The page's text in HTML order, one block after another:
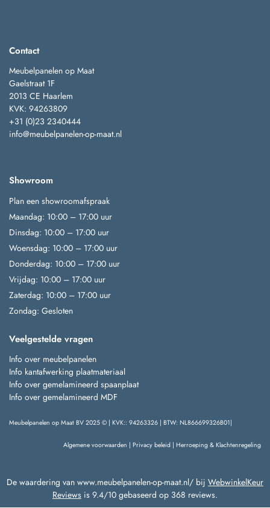
Contact
Meubelpanelen op Maat
Gaelstraat 1F
2013 CE Haarlem
KVK: 94263809
+31 (0)23 2340444
info@meubelpanelen-op-maat.nl
Showroom
Plan een showroomafspraak
Maandag: 10:00 – 17:00 uur
Dinsdag: 10:00 – 17:00 uur
Woensdag: 10:00 – 17:00 uur
Donderdag: 10:00 – 17:00 uur
Vrijdag: 10:00 – 17:00 uur
Zaterdag: 10:00 – 17:00 uur
Zondag: Gesloten
Veelgestelde vragen
Info over meubelpanelen
Info kantafwerking plaatmateriaal
Info over gemelamineerd spaanplaat
Info over gemelamineerd MDF
Meubelpanelen op Maat BV 2025 © | KVK:: 94263326 | BTW: NL866699326B01|
Algemene voorwaarden | Privacy beleid | Herroeping & Klachtenregeling
De waardering van www.meubelpanelen-op-maat.nl/ bij WebwinkelKeur
Reviews is 9.4/10 gebaseerd op 368 reviews.